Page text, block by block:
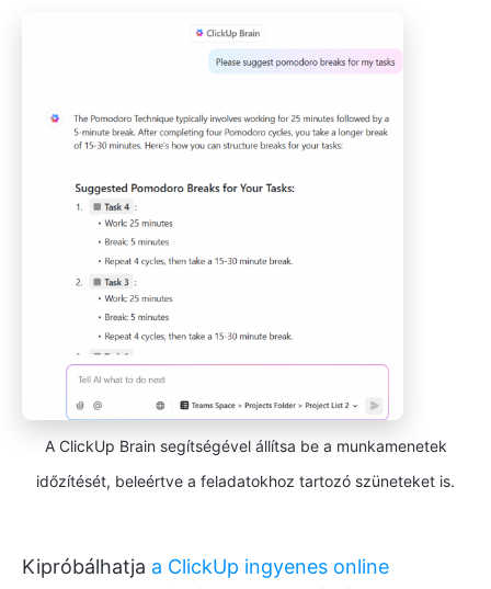
A ClickUp Brain segítségével állítsa be a munkamenetek
időzítését, beleértve a feladatokhoz tartozó szüneteket is.
Kipróbálhatja a ClickUp ingyenes online